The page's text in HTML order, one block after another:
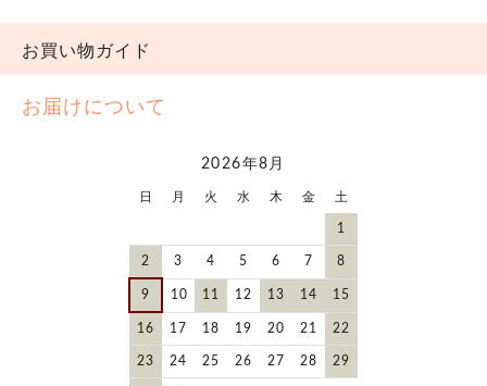
お買い物ガイド
お届けについて
2026年8月
日 月 火 水 木 金 土
1
2 3 4 5 6 7 8
9 10 11 12 13 14 15
16 17 18 19 20 21 22
23 24 25 26 27 28 29